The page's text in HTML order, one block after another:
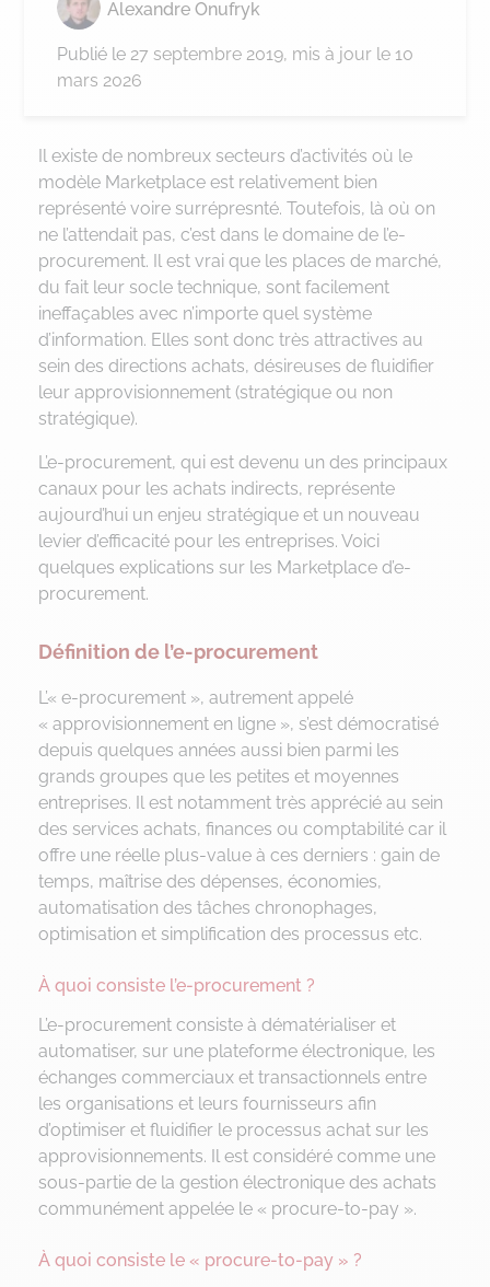
Alexandre Onufryk
Publié le 27 septembre 2019, mis à jour le 10
mars 2026
Il existe de nombreux secteurs d’activités où le
modèle Marketplace est relativement bien
représenté voire surrépresnté. Toutefois, là où on
ne l’attendait pas, c’est dans le domaine de l’e-
procurement. Il est vrai que les places de marché,
du fait leur socle technique, sont facilement
ineffaçables avec n’importe quel système
d’information. Elles sont donc très attractives au
sein des directions achats, désireuses de fluidifier
leur approvisionnement (stratégique ou non
stratégique).
L’e-procurement, qui est devenu un des principaux
canaux pour les achats indirects, représente
aujourd’hui un enjeu stratégique et un nouveau
levier d’efficacité pour les entreprises. Voici
quelques explications sur les Marketplace d’e-
procurement.
Définition de l’e-procurement
L’« e-procurement », autrement appelé
« approvisionnement en ligne », s’est démocratisé
depuis quelques années aussi bien parmi les
grands groupes que les petites et moyennes
entreprises. Il est notamment très apprécié au sein
des services achats, finances ou comptabilité car il
offre une réelle plus-value à ces derniers : gain de
temps, maîtrise des dépenses, économies,
automatisation des tâches chronophages,
optimisation et simplification des processus etc.
À quoi consiste l’e-procurement ?
L’e-procurement consiste à dématérialiser et
automatiser, sur une plateforme électronique, les
échanges commerciaux et transactionnels entre
les organisations et leurs fournisseurs afin
d’optimiser et fluidifier le processus achat sur les
approvisionnements. Il est considéré comme une
sous-partie de la gestion électronique des achats
communément appelée le « procure-to-pay ».
À quoi consiste le « procure-to-pay » ?